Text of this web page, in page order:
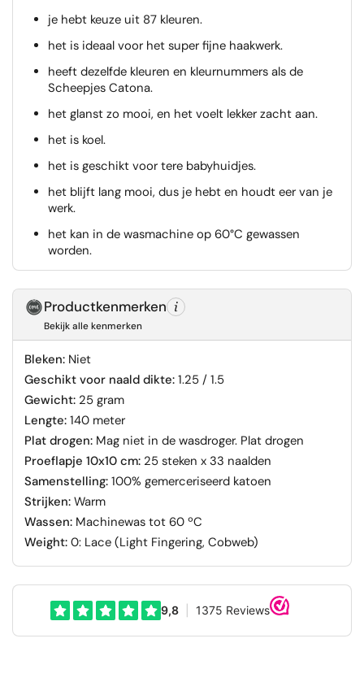
je hebt keuze uit 87 kleuren.
het is ideaal voor het super fijne haakwerk.
heeft dezelfde kleuren en kleurnummers als de
Scheepjes Catona.
het glanst zo mooi, en het voelt lekker zacht aan.
het is koel.
het is geschikt voor tere babyhuidjes.
het blijft lang mooi, dus je hebt en houdt eer van je
werk.
het kan in de wasmachine op 60°C gewassen
worden.
Productkenmerken
Bekijk alle kenmerken
Bleken:Niet
Geschikt voor naald dikte:1.25 / 1.5
Gewicht:25 gram
Lengte:140 meter
Plat drogen:Mag niet in de wasdroger. Plat drogen
Proeflapje 10x10 cm:25 steken x 33 naalden
Samenstelling:100% gemerceriseerd katoen
Strijken:Warm
Wassen:Machinewas tot 60 ºC
Weight:0: Lace (Light Fingering, Cobweb)